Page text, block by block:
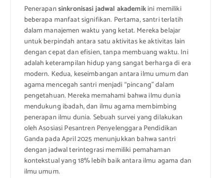
Penerapansinkronisasi jadwal akademikini memiliki
beberapa manfaat signifikan. Pertama, santri terlatih
dalam manajemen waktu yang ketat. Mereka belajar
untuk berpindah antara satu aktivitas ke aktivitas lain
dengan cepat dan efisien, tanpa membuang waktu. Ini
adalah keterampilan hidup yang sangat berharga di era
modern. Kedua, keseimbangan antara ilmu umum dan
agama mencegah santri menjadi “pincang” dalam
pengetahuan. Mereka memahami bahwa ilmu dunia
mendukung ibadah, dan ilmu agama membimbing
penerapan ilmu dunia. Sebuah survei yang dilakukan
oleh Asosiasi Pesantren Penyelenggara Pendidikan
Ganda pada April 2025 menunjukkan bahwa santri
dengan jadwal terintegrasi memiliki pemahaman
kontekstual yang 18% lebih baik antara ilmu agama dan
ilmu umum.